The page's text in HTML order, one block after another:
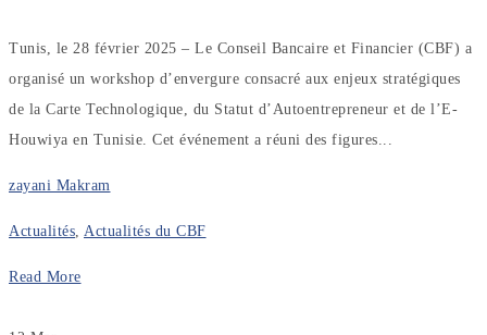
Tunis, le 28 février 2025 – Le Conseil Bancaire et Financier (CBF) a
organisé un workshop d’envergure consacré aux enjeux stratégiques
de la Carte Technologique, du Statut d’Autoentrepreneur et de l’E-
Houwiya en Tunisie. Cet événement a réuni des figures...
zayani Makram
Actualités, Actualités du CBF
Read More